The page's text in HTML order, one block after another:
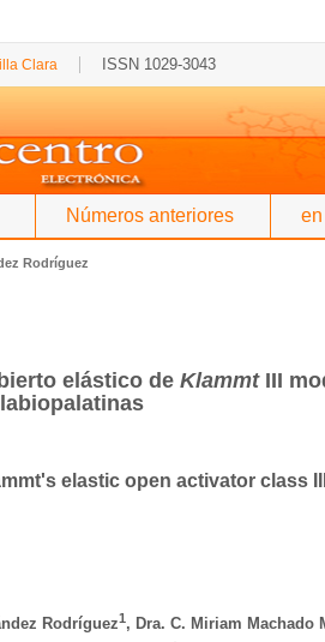
Clara ISSN 1029-3043
Números anteriores
Rodríguez
elástico de KlammtIII
elastic open activator class
Rodríguez1, Dra. C. Miriam Machado